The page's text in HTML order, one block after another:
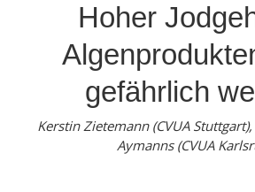
Hoher
gefährlich
Kerstin Zietemann (CVUA
Aymanns (CVUA